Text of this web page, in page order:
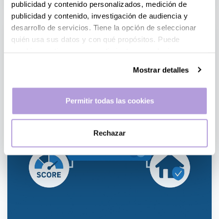
publicidad y contenido personalizados, medición de
publicidad y contenido, investigación de audiencia y
desarrollo de servicios. Tiene la opción de seleccionar
quién usa sus datos y con qué propósitos. Puede
Si lo permite, también quisiéramos:
que puede tener una precisión de varios metros
Identificar su dispositivo analizándolo activamente
para buscar características específicas (huellas
digitales)
Obtenga más información sobre cómo se procesan sus
datos personales y establezca sus preferencias en la
Mostrar detalles
Permitir todas las cookies
Rechazar